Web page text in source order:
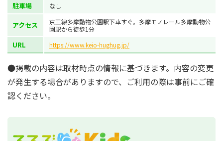
駐車場 なし
アクセス
京王線多摩動物公園駅下車すぐ。多摩モノレール多摩動物公
園駅から徒歩1分
URL https://www.keio-hughug.jp/
●掲載の内容は取材時点の情報に基づきます。内容の変更
が発生する場合がありますので、ご利用の際は事前にご確
認ください。